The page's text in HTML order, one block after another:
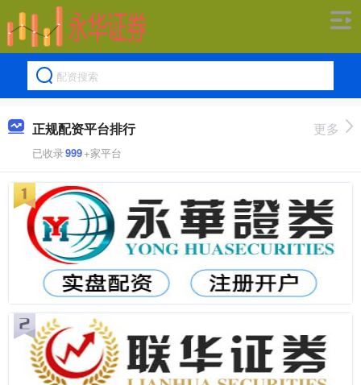
正规配资平台排行
已收录999+家平台
更多